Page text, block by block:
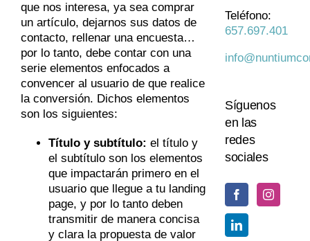
que nos interesa, ya sea comprar
un artículo, dejarnos sus datos de
contacto, rellenar una encuesta…
por lo tanto, debe contar con una
serie elementos enfocados a
convencer al usuario de que realice
la conversión. Dichos elementos
son los siguientes:
Título y subtítulo: el título y
el subtítulo son los elementos
que impactarán primero en el
usuario que llegue a tu landing
page, y por lo tanto deben
transmitir de manera concisa
y clara la propuesta de valor
Teléfono:
657.697.401
Síguenos
en las
redes
sociales